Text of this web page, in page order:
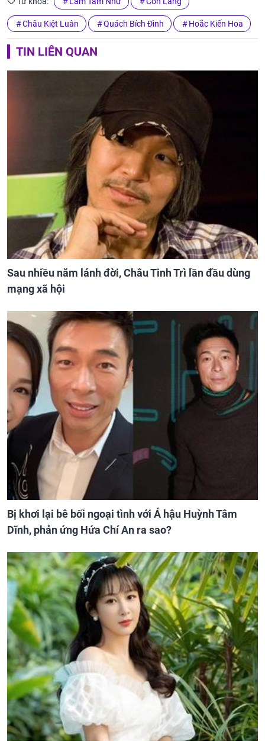
Châu Kiệt Luân Quách Bích Đình Hoắc Kiến Hoa
TIN LIÊN QUAN
Sau nhiều năm lánh đời, Châu Tinh Trì lần đầu dùng
mạng xã hội
Bị khơi lại bê bối ngoại tình với Á hậu Huỳnh Tâm
Dĩnh, phản ứng Hứa Chí An ra sao?